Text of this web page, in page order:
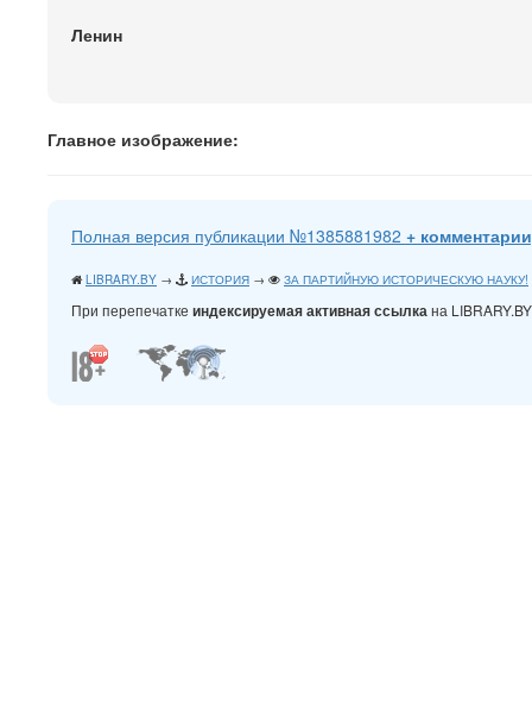
Ленин
Главное изображение:
Полная версия публикации №1385881982 +
LIBRARY.BY → ИСТОРИЯ → ЗА ПАРТИЙНУЮ ИСТОРИЧЕСКУЮ НАУКУ!
При перепечатке индексируемая активная ссылкана